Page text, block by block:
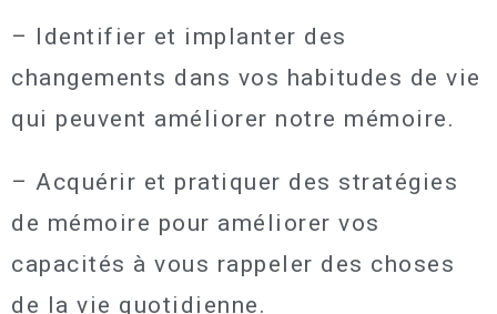
– Identifier et implanter des
changements dans vos habitudes de vie
qui peuvent améliorer notre mémoire.
– Acquérir et pratiquer des stratégies
de mémoire pour améliorer vos
capacités à vous rappeler des choses
de la vie quotidienne.